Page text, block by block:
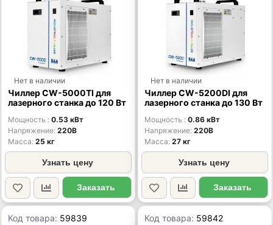
Нет в наличии
Чиллер CW-5000TI для
лазерного станка до 120 Вт
Мощность
0.53 кВт
Напряжение 220В
Масса 25 кг
Узнать цену
Заказать
Нет в наличии
Чиллер CW-5200DI для
лазерного станка до 130 Вт
Мощность
0.86 кВт
Напряжение 220В
Масса 27 кг
Узнать цену
Заказать
Код товара: 59839 Код товара: 59842